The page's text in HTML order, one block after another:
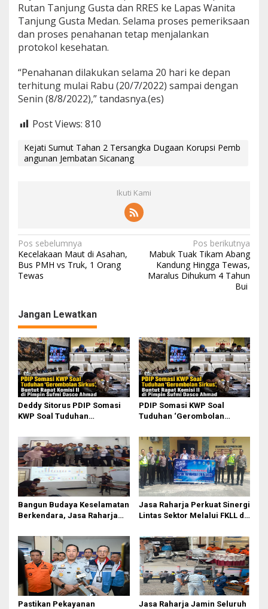
Rutan Tanjung Gusta dan RRES ke Lapas Wanita
Tanjung Gusta Medan. Selama proses pemeriksaan
dan proses penahanan tetap menjalankan
protokol kesehatan.
“Penahanan dilakukan selama 20 hari ke depan
terhitung mulai Rabu (20/7/2022) sampai dengan
Senin (8/8/2022),” tandasnya.(es)
Post Views: 810
Kejati Sumut Tahan 2 Tersangka Dugaan Korupsi Pemb
angunan Jembatan Sicanang
Ikuti Kami
N
a
v
g
a
s
i
p
o
s
Pos sebelumnya
Kecelakaan Maut di Asahan,
Bus PMH vs Truk, 1 Orang
Tewas
Pos berikutnya
Mabuk Tuak Tikam Abang
Kandung Hingga Tewas,
Maralus Dihukum 4 Tahun
Bui
Jangan Lewatkan
Deddy Sitorus PDIP Somasi
KWP Soal Tuduhan
Rapat Komisi II Dipimpin
Sufmi Dasco Ahmad
PDIP Somasi KWP Soal
Tuduhan ‘Gerombolan
II Dipimpin Sufmi Dasco
Ahmad
Bangun Budaya Keselamatan
Berkendara, Jasa Raharja
Pasifik Medan Industri
Jasa Raharja Perkuat Sinergi
Lintas Sektor Melalui FKLL di
Pastikan Pekayanan
Jasa Raharja Jamin Seluruh